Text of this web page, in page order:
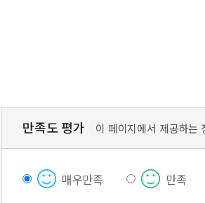
만족도 평가 이 페이지에서 제공하는
매우만족 만족